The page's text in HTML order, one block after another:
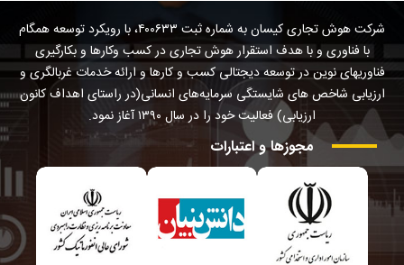
شرکت هوش تجاری کیسان به شماره ثبت ۴۰۰۶۳۳، با رویکرد توسعه همگام
با فناوری و با هدف استقرار هوش تجاری در کسب وکارها و بکارگیری
فناوریهای نوین در توسعه دیجتالی کسب و کارها و ارائه خدمات غربالگری و
ارزیابی شاخص های شایستگی سرمایه‌های انسانی(در راستای اهداف کانون
ارزیابی) فعالیت خود را در سال ۱۳۹۰ آغاز نمود.
مجوزها و اعتبارات